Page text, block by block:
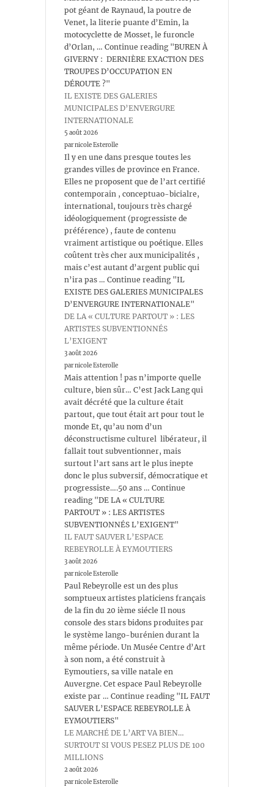
pot géant de Raynaud, la poutre de
Venet, la literie puante d’Emin, la
motocyclette de Mosset, le furoncle
d’Orlan, … Continue reading "BUREN À
GIVERNY : DERNIÈRE EXACTION DES
TROUPES D’OCCUPATION EN
DÉROUTE ?"
IL EXISTE DES GALERIES
MUNICIPALES D’ENVERGURE
INTERNATIONALE
5 août 2026
par nicole Esterolle
Il y en une dans presque toutes les
grandes villes de province en France.
Elles ne proposent que de l’art certifié
contemporain , conceptuao-bicialre,
international, toujours très chargé
idéologiquement (progressiste de
préférence) , faute de contenu
vraiment artistique ou poétique. Elles
coûtent très cher aux municipalités ,
mais c’est autant d’argent public qui
n’ira pas … Continue reading "IL
EXISTE DES GALERIES MUNICIPALES
D’ENVERGURE INTERNATIONALE"
DE LA « CULTURE PARTOUT » : LES
ARTISTES SUBVENTIONNÉS
L’EXIGENT
3 août 2026
par nicole Esterolle
Mais attention ! pas n’importe quelle
culture, bien sûr… C’est Jack Lang qui
avait décrété que la culture était
partout, que tout était art pour tout le
monde Et, qu’au nom d’un
déconstructisme culturel libérateur, il
fallait tout subventionner, mais
surtout l’art sans art le plus inepte
donc le plus subversif, démocratique et
progressiste….50 ans … Continue
reading "DE LA « CULTURE
PARTOUT » : LES ARTISTES
SUBVENTIONNÉS L’EXIGENT"
IL FAUT SAUVER L’ESPACE
REBEYROLLE À EYMOUTIERS
3 août 2026
par nicole Esterolle
Paul Rebeyrolle est un des plus
somptueux artistes platiciens français
de la fin du 20 ième siécle Il nous
console des stars bidons produites par
le système lango-burénien durant la
même période. Un Musée Centre d’Art
à son nom, a été construit à
Eymoutiers, sa ville natale en
Auvergne. Cet espace Paul Rebeyrolle
existe par … Continue reading "IL FAUT
SAUVER L’ESPACE REBEYROLLE À
EYMOUTIERS"
LE MARCHÉ DE L’ART VA BIEN…
SURTOUT SI VOUS PESEZ PLUS DE 100
MILLIONS
2 août 2026
par nicole Esterolle